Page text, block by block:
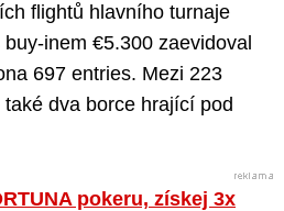
flightů hlavního turnaje
buy-inem €5.300 zaevidoval
697 entries. Mezi 223
dva borce hrající pod
pokeru, získej 3x